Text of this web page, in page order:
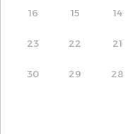
14
15
16
21
22
23
28
29
30